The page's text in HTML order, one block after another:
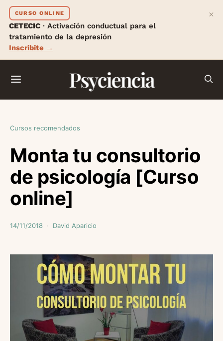
CURSO ONLINE
CETECIC · Activación conductual para el
tratamiento de la depresión
Inscribite →
×
Psyciencia
Cursos recomendados
Monta tu consultorio
de psicología [Curso
online]
14/11/2018 David Aparicio